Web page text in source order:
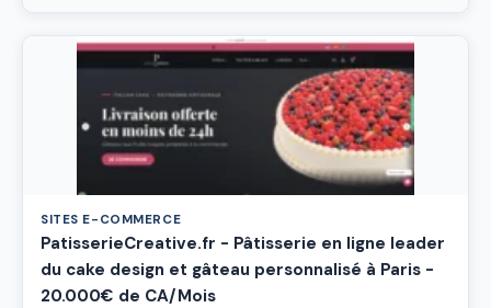
SITES E-COMMERCE
PatisserieCreative.fr - Pâtisserie en ligne leader
du cake design et gâteau personnalisé à Paris -
20.000€ de CA/Mois